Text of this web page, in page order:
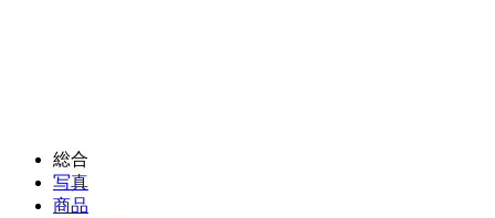
総合
写真
商品